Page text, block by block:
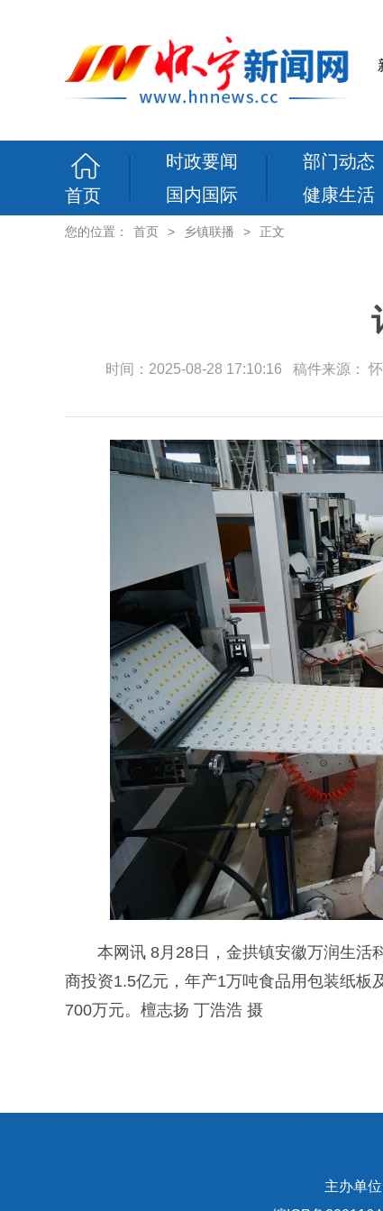
首页
时政要闻
国内国际
部门动态
健康生活
您的位置： 首页 > 乡镇联播 > 正文
时间：2025-08-28 17:10:16 稿件来源：
本网讯 8月28日，金拱镇安徽万润生活
商投资1.5亿元，年产1万吨食品用包装纸板
700万元。檀志扬 丁浩浩 摄
主办单